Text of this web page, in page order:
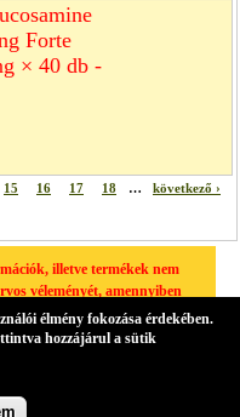
Forte
× 40 db -
15 16 17 18 …
következő ›
illetve termékek nem
véleményét, amennyiben
minden esetben forduljon
élmény fokozása érdekében.
hozzájárul a sütik